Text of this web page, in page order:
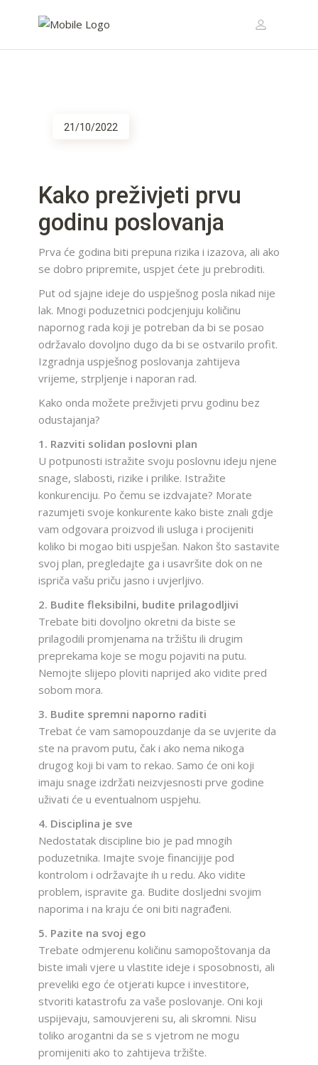
21/10/2022
Kako preživjeti prvu
godinu poslovanja
Prva će godina biti prepuna rizika i izazova, ali ako
se dobro pripremite, uspjet ćete ju prebroditi.
Put od sjajne ideje do uspješnog posla nikad nije
lak. Mnogi poduzetnici podcjenjuju količinu
napornog rada koji je potreban da bi se posao
održavalo dovoljno dugo da bi se ostvarilo profit.
Izgradnja uspješnog poslovanja zahtijeva
vrijeme, strpljenje i naporan rad.
Kako onda možete preživjeti prvu godinu bez
odustajanja?
1. Razviti solidan poslovni plan
U potpunosti istražite svoju poslovnu ideju njene
snage, slabosti, rizike i prilike. Istražite
konkurenciju. Po čemu se izdvajate? Morate
razumjeti svoje konkurente kako biste znali gdje
vam odgovara proizvod ili usluga i procijeniti
koliko bi mogao biti uspješan. Nakon što sastavite
svoj plan, pregledajte ga i usavršite dok on ne
ispriča vašu priču jasno i uvjerljivo.
2. Budite fleksibilni, budite prilagodljivi
Trebate biti dovoljno okretni da biste se
prilagodili promjenama na tržištu ili drugim
preprekama koje se mogu pojaviti na putu.
Nemojte slijepo ploviti naprijed ako vidite pred
sobom mora.
3. Budite spremni naporno raditi
Trebat će vam samopouzdanje da se uvjerite da
ste na pravom putu, čak i ako nema nikoga
drugog koji bi vam to rekao. Samo će oni koji
imaju snage izdržati neizvjesnosti prve godine
uživati ​​će u eventualnom uspjehu.
4. Disciplina je sve
Nedostatak discipline bio je pad mnogih
poduzetnika. Imajte svoje financijije pod
kontrolom i održavajte ih u redu. Ako vidite
problem, ispravite ga. Budite dosljedni svojim
naporima i na kraju će oni biti nagrađeni.
5. Pazite na svoj ego
Trebate odmjerenu količinu samopoštovanja da
biste imali vjere u vlastite ideje i sposobnosti, ali
preveliki ego će otjerati kupce i investitore,
stvoriti katastrofu za vaše poslovanje. Oni koji
uspijevaju, samouvjereni su, ali skromni. Nisu
toliko arogantni da se s vjetrom ne mogu
promijeniti ako to zahtijeva tržište.